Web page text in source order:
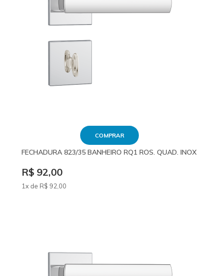
COMPRAR
FECHADURA 823/35 BANHEIRO RQ1 ROS. QUAD. INOX
R$ 92,00
1x de R$ 92,00